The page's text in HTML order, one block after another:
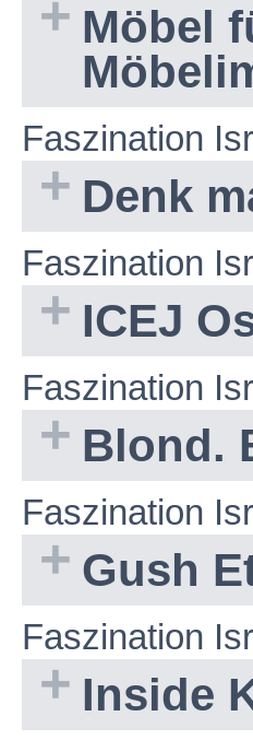
Möbel
Faszination
Denk
Faszination
ICEJ
Faszination
Blond.
Faszination
Gush
Faszination
Inside